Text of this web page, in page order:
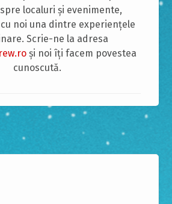
localuri și evenimente,
noi una dintre experiențele
Scrie-ne la adresa
și noi îți facem povestea
cunoscută.